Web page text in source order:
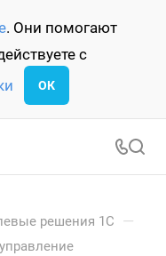
. Они помогают
с
ОК
решения 1С —